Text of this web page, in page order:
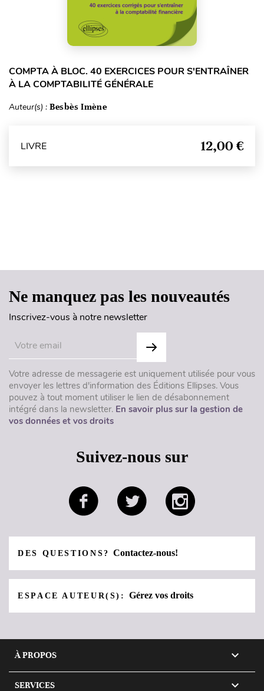
COMPTA À BLOC. 40 EXERCICES POUR S'ENTRAÎNER
À LA COMPTABILITÉ GÉNÉRALE
Auteur(s) : Besbès Imène
LIVRE 12,00 €
Ne manquez pas les nouveautés
Inscrivez-vous à notre newsletter
Votre adresse de messagerie est uniquement utilisée pour vous
envoyer les lettres d'information des Éditions Ellipses. Vous
pouvez à tout moment utiliser le lien de désabonnement
intégré dans la newsletter. En savoir plus sur la gestion de
vos données et vos droits
Suivez-nous sur
DES QUESTIONS?Contactez-nous!
ESPACE AUTEUR(S):Gérez vos droits
À PROPOS 
SERVICES 